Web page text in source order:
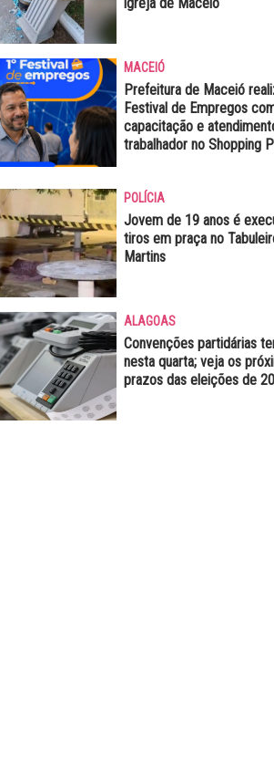
MACEIÓ
Prefeitura de Maceió
Festival de Empregos
capacitação e
trabalhador no Shopping
POLÍCIA
Jovem de 19 anos é
tiros em praça no
Martins
ALAGOAS
Convenções partidárias
nesta quarta; veja os
prazos das eleições de